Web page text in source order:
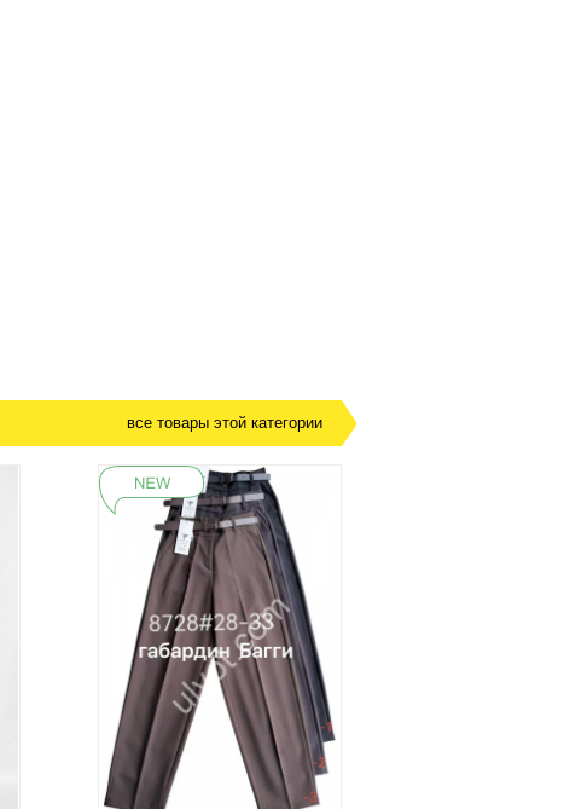
все товары этой категории